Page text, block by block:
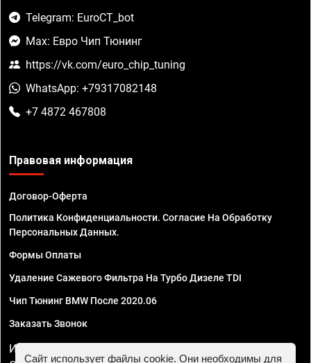
Telegram: EuroCT_bot
Max: Евро Чип Тюнинг
https://vk.com/euro_chip_tuning
WhatsApp: +79317082148
+7 4872 467808
Правовая информация
Договор-Оферта
Политика Конфиденциальности. Согласие На Обработку
Персональных Данных.
Формы Оплаты
Удаление Сажевого Фильтра На Турбо Дизеле TDI
Чип Тюнинг BMW После 2020.06
Заказать Звонок
ИП Смирнов Георгий Павлович. ИНН 781302555843,
Сайт использует файлы cookie. Они необходимы для